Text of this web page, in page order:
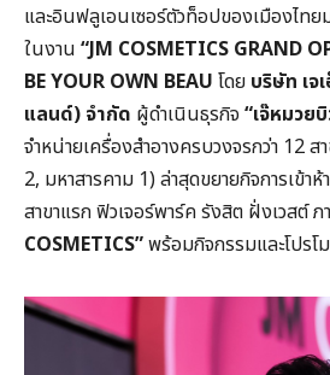
และอินฟลูเอนเซอร์ตัวท็อปของเมืองไท
ในงาน “JM COSMETICS GRAND
BE YOUR OWN BEAU โดย บริษัท เจ
แลนด์) จํากัด ผู้ดำเนินธุรกิจ “เจ๊หมวย
จำหน่ายเครื่องสำอางครบวงจรกว่า 12
2, มหาสารคาม 1) ล่าสุดขยายกิจการเข้า
สาขาแรก ฟิวเจอร์พาร์ค รังสิต ฝั่งเวสต์
COSMETICS”พร้อมกิจกรรมและโปร